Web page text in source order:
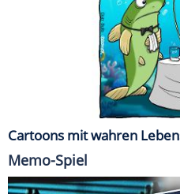
Cartoons mit wahren
Memo-Spiel